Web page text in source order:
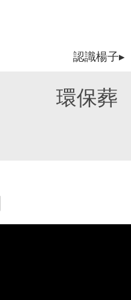
認識楊子▸
環保葬